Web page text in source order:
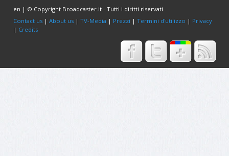
en | © Copyright Broadcaster.it - Tutti i diritti riservati
Contact us |About us |TV-Media | Prezzi |Termini d'utilizzo | Privacy
| Credits